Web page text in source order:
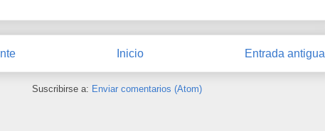
Entrada antigua
Inicio
Suscribirse a: Enviar comentarios (Atom)